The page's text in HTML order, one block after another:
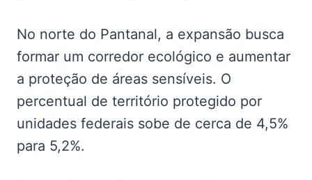
No norte do Pantanal, a expansão busca
formar um corredor ecológico e aumentar
a proteção de áreas sensíveis. O
percentual de território protegido por
unidades federais sobe de cerca de 4,5%
para 5,2%.